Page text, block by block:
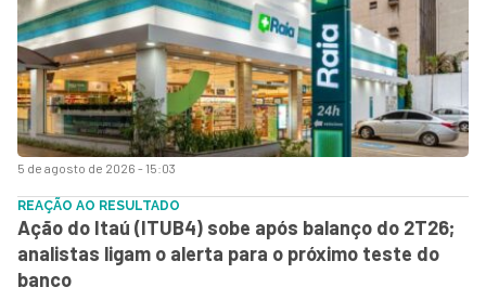
5 de agosto de 2026 - 15:03
REAÇÃO AO RESULTADO
Ação do Itaú (ITUB4) sobe após balanço do 2T26;
analistas ligam o alerta para o próximo teste do
banco